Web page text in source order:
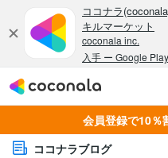
会員登録で10％
ココナラブログ